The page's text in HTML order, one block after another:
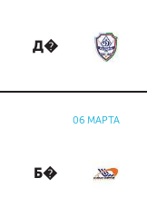
Д�
06 МАРТА
Б�